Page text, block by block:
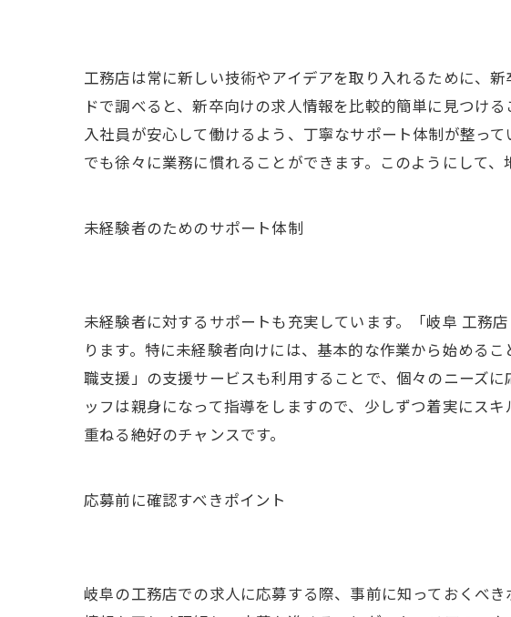
工務店は常に新しい技術やアイデアを取り入れるために、
ドで調べると、新卒向けの求人情報を比較的簡単に見つけ
入社員が安心して働けるよう、丁寧なサポート体制が整っ
でも徐々に業務に慣れることができます。このようにして
未経験者のためのサポート体制
未経験者に対するサポートも充実しています。「岐阜 工務
ります。特に未経験者向けには、基本的な作業から始める
職支援」の支援サービスも利用することで、個々のニーズ
ッフは親身になって指導をしますので、少しずつ着実にス
重ねる絶好のチャンスです。
応募前に確認すべきポイント
岐阜の工務店での求人に応募する際、事前に知っておくべ